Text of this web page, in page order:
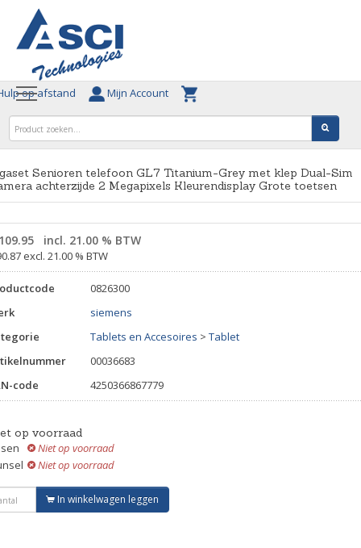
op afstand Mijn Account
Senioren telefoon GL7 Titanium-Grey met klep Dual-Sim
achterzijde 2 Megapixels Kleurendisplay Grote toetsen
incl. 21.00 % BTW
excl. 21.00 % BTW
0826300
siemens
Tablets en Accesoires > Tablet
00036683
code
4250366867779
op voorraad
Niet op voorraad
Niet op voorraad
In winkelwagen leggen